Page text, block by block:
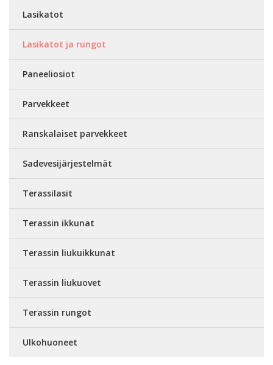
Lasikatot
Lasikatot ja rungot
Paneeliosiot
Parvekkeet
Ranskalaiset parvekkeet
Sadevesijärjestelmät
Terassilasit
Terassin ikkunat
Terassin liukuikkunat
Terassin liukuovet
Terassin rungot
Ulkohuoneet